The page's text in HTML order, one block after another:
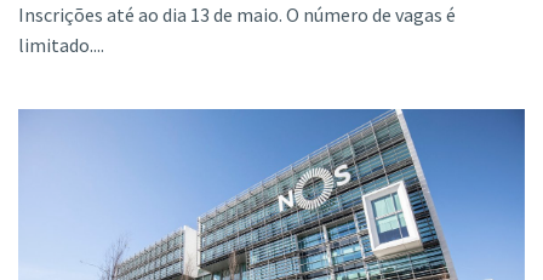
Inscrições até ao dia 13 de maio. O número de vagas é
limitado....